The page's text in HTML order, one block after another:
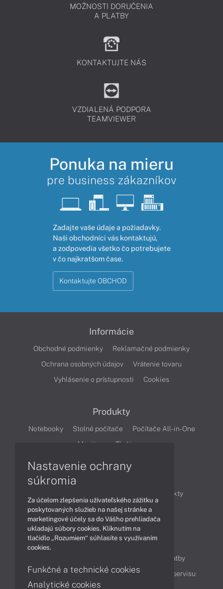
MOŽNOSTI DORUČENIA
A PLATBY
KONTAKTUJTE NÁS
VZDIALENÁ PODPORA
TEAMVIEWER
Ponuka na mieru
pre business zákazníkov
Zadajte vaše údaje a požiadavky.
Naši obchodníci vás kontaktujú,
a zodpovedia všetko čo potrebujete
v čo najkratšom čase.
Kontaktujte OBCHOD
Informácie
Obchodné podmienky
Reklamačné podmienky
Ochrana osobných údajov
Vrátenie tovaru
Vyhlásenie o prístupnosti
Cookies
Produkty
Notebooky Stolné počítače
Počítače All-in-One
Monitory
Tlačiarne
Produkty
Technológie
Videá
Obsah
Možnosti doručenia a platby
Podpora a servis
Servisné služby Cenník servisu
Nastavenie ochrany
súkromia
Za účelom zlepšenia užívateľského zážitku a
poskytovaných služieb na našej stránke a
marketingové účely sa do Vášho prehliadača
ukladajú súbory cookies. Kliknutím na
tlačidlo „Rozumiem“ súhlasíte s využívaním
cookies.
Funkčné a technické cookies
Analytické cookies